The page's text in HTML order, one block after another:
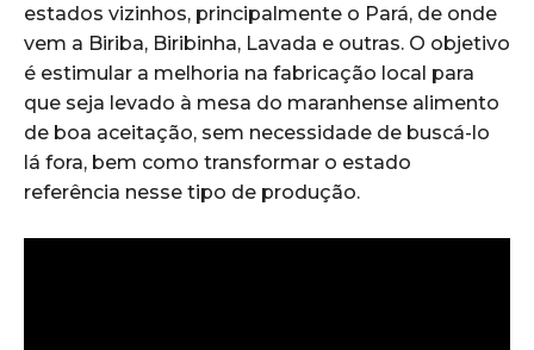
estados vizinhos, principalmente o Pará, de onde
vem a Biriba, Biribinha, Lavada e outras. O objetivo
é estimular a melhoria na fabricação local para
que seja levado à mesa do maranhense alimento
de boa aceitação, sem necessidade de buscá-lo
lá fora, bem como transformar o estado
referência nesse tipo de produção.